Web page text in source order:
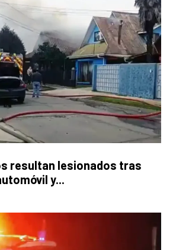
resultan lesionados tras
y...